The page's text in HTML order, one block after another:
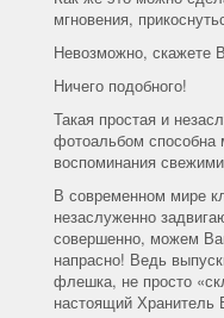
мгновения,
Невозможно, скажете
Ничего подобного!
Такая простая и
фотоальбом способна
воспоминания
В современном мире
незаслуженно
совершенно, можем
напрасно! Ведь
флешка, не просто
настоящий Хранитель